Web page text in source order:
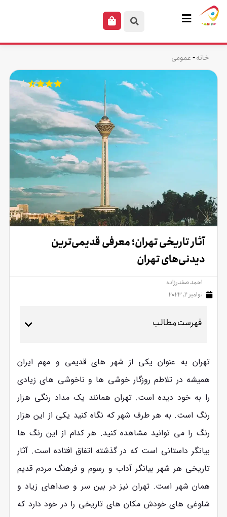
خانه-عمومی
آثار تاریخی تهران؛ معرفی قدیمی‌ترین
دیدنی‌های تهران
احمد صفدرزاده
نوامبر 2, 2023
فهرست مطالب
تهران به عنوان یکی از شهر های قدیمی و مهم ایران
همیشه در تلاطم روزگار خوشی ها و ناخوشی های زیادی
را به خود دیده است. تهران همانند یک مداد رنگی هزار
رنگ است. به هر طرف شهر که نگاه کنید یکی از این هزار
رنگ را می توانید مشاهده کنید. هر کدام از این رنگ ها
بیانگر داستانی است که در گذشته اتفاق افتاده است. آثار
تاریخی هر شهر بیانگر آداب و رسوم و فرهنگ مردم قدیم
همان شهر است. تهران نیز در بین سر و صداهای زیاد و
شلوغی های خودش مکان های تاریخی را در خود دارد که